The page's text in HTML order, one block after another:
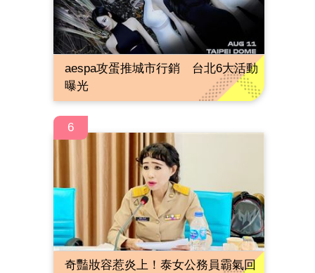
aespa攻蛋推城市行銷 台北6大活動
曝光
6
奇豔妝容惹炎上！泰女公務員霸氣回